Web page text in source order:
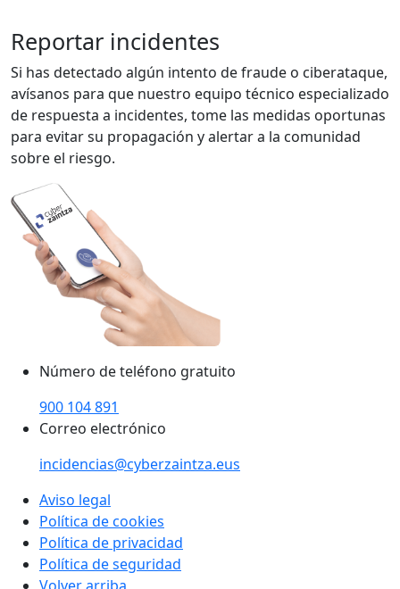
Reportar incidentes
Si has detectado algún intento de fraude o ciberataque,
avísanos para que nuestro equipo técnico especializado
de respuesta a incidentes, tome las medidas oportunas
para evitar su propagación y alertar a la comunidad
sobre el riesgo.
Número de teléfono gratuito
900 104 891
Correo electrónico
incidencias@cyberzaintza.eus
Aviso legal
Política de cookies
Política de privacidad
Política de seguridad